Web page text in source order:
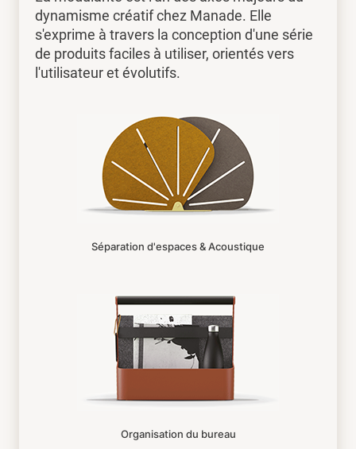
dynamisme créatif chez Manade. Elle
s'exprime à travers la conception d'une série
de produits faciles à utiliser, orientés vers
l'utilisateur et évolutifs.
Séparation d'espaces & Acoustique
Organisation du bureau